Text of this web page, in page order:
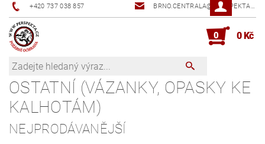
+420 737 038 857 BRNO.CENTRALA@PERSPEKTA.CZ
0 0 Kč
OSTATNÍ (VÁZANKY, OPASKY KE
KALHOTÁM)
NEJPRODÁVANĚJŠÍ